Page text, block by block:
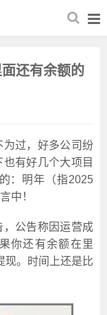
还有余额的
过，好多公司纷
有好几个大项目
：明年（指2025
中！
公告称因运营成
你还有余额在里
现。时间上还是比